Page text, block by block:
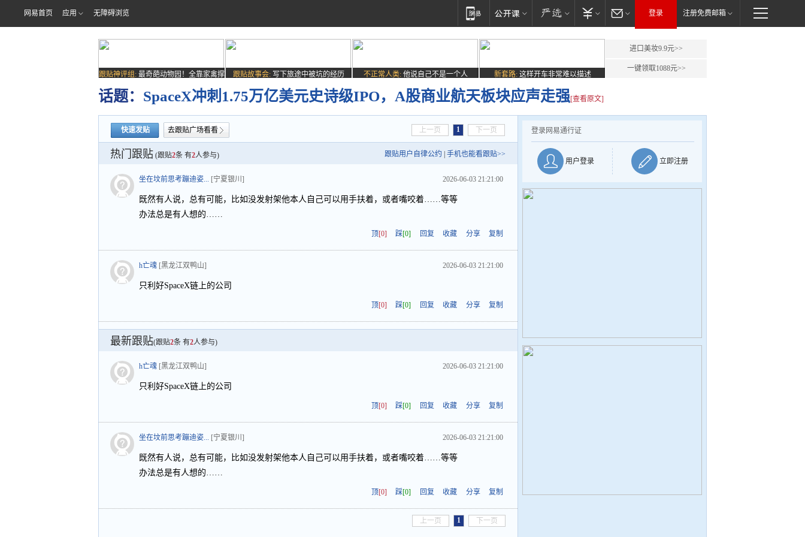
网易首页 应用 无障碍浏览 登录 注册免费邮箱
跟贴神评组: 最奇葩动物园！全靠家禽撑
跟贴故事会: 写下旅途中被坑的经历 不正常人类: 他说自己不是一个人 新套路: 这样开车非常难以描述
进口美妆9.9元>>
一键领取1088元>>
话题： SpaceX冲刺1.75万亿美元史诗级IPO，A股商业航天板块应声走强[查看原文]
快速发贴 去跟贴广场看看 上一页 1 下一页
热门跟贴 (跟贴2条 有2人参与) 跟贴用户自律公约 手机也能看跟贴>>
坐在坟前思考蹦迪姿... [宁夏银川] 2026-06-03 21:21:00
既然有人说，总有可能，比如没发射架他本人自己可以用手扶着，或者嘴咬着……等等
办法总是有人想的……
顶[0] 踩[0] 回复 收藏 分享 复制
h亡魂 [黑龙江双鸭山] 2026-06-03 21:21:00
只利好SpaceX链上的公司
顶[0] 踩[0] 回复 收藏 分享 复制
最新跟贴(跟贴2条 有2人参与)
h亡魂 [黑龙江双鸭山] 2026-06-03 21:21:00
只利好SpaceX链上的公司
顶[0] 踩[0] 回复 收藏 分享 复制
坐在坟前思考蹦迪姿... [宁夏银川] 2026-06-03 21:21:00
既然有人说，总有可能，比如没发射架他本人自己可以用手扶着，或者嘴咬着……等等
办法总是有人想的……
顶[0] 踩[0] 回复 收藏 分享 复制
上一页 1 下一页
登录网易通行证
用户登录 立即注册